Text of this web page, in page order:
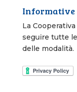
Informative
La
seguire tutte
delle modalità.